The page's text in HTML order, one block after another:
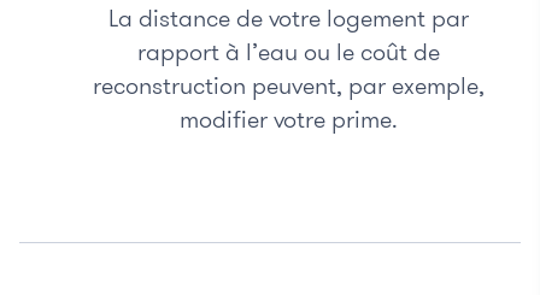
La distance de votre logement par
rapport à l’eau ou le coût de
reconstruction peuvent, par exemple,
modifier votre prime.